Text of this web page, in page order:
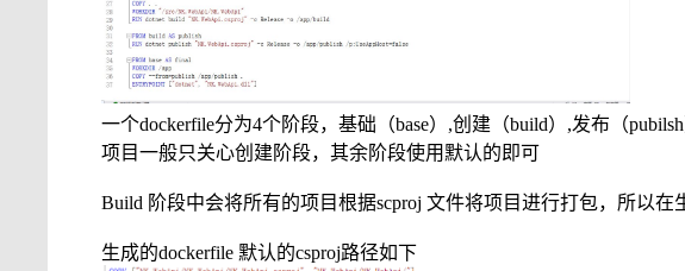
一个dockerfile分为4个阶段，基础（base） ,创建（build） ,发布（pubilsh
项目一般只关心创建阶段，其余阶段使用默认的即可
Build 阶段中会将所有的项目根据scproj文件将项目进行打包，所以在
生成的dockerfile 默认的csproj路径如下